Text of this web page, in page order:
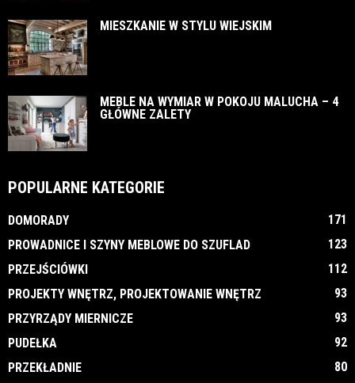
MIESZKANIE W STYLU WIEJSKIM
MEBLE NA WYMIAR W POKOJU MALUCHA – 4
GŁÓWNE ZALETY
POPULARNE KATEGORIE
DOMORADY
171
PROWADNICE I SZYNY MEBLOWE DO SZUFLAD
123
PRZEJŚCIÓWKI
112
PROJEKTY WNĘTRZ, PROJEKTOWANIE WNĘTRZ
93
PRZYRZĄDY MIERNICZE
93
PUDEŁKA
92
PRZEKŁADNIE
80